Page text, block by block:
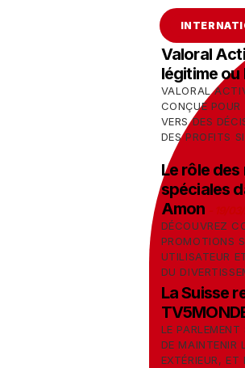
Valoral
légitime ou
VALORAL
CONÇUE POUR
VERS DES
DES PROFITS
Le rôle
spéciales
Amon
DÉCOUVREZ
PROMOTIONS
UTILISATEUR
DU
La Suisse
LE
DE MAINTENIR
EXTÉRIEUR,